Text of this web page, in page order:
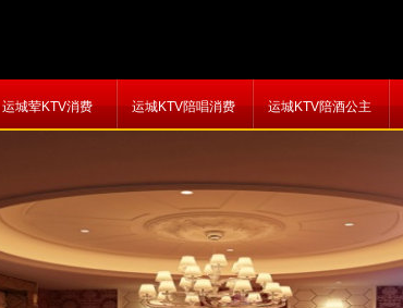
运城荤KTV消费 运城KTV陪唱消费 运城KTV陪酒公主